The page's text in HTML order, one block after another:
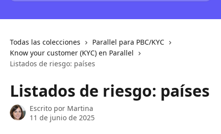
Todas las colecciones
Parallel para PBC/KYC
Know your customer (KYC) en Parallel
Listados de riesgo: países
Listados de riesgo: países
Escrito por Martina
11 de junio de 2025